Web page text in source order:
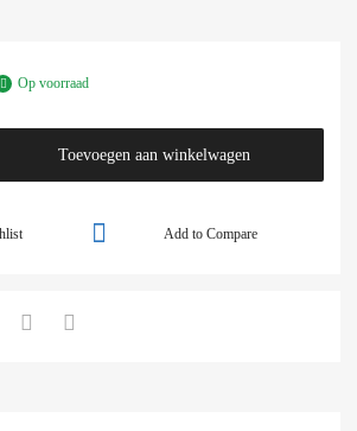
Op voorraad
Toevoegen aan winkelwagen
Add to Compare